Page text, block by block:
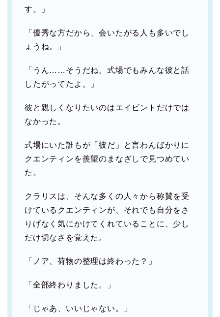
す。」
「優秀な方だから、会いたがる人も多いでし
ょうね。」
「うん……そうだね。式場でもみんな彼と話
したがってたよ。」
彼と親しくなりたいのはエイビントだけでは
なかった。
式場にいた誰もが「彼だ」と言わんばかりに
クエンティンを羨望のまなざしで見つめてい
た。
クラリスは、そんな多くの人々から称賛を受
けているクエンティンが、それでも自分をさ
りげなく気にかけてくれていることに、少し
だけ切なさを覚えた。
「ノア、荷物の整理は終わった？」
「全部終わりました。」
「じゃあ、いいじゃない。」